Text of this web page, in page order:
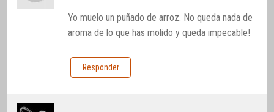
Yo muelo un puñado de arroz. No queda nada de
aroma de lo que has molido y queda impecable!
Responder